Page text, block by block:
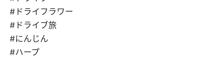
#ドライフラワー
#ドライブ旅
#にんじん
#ハープ